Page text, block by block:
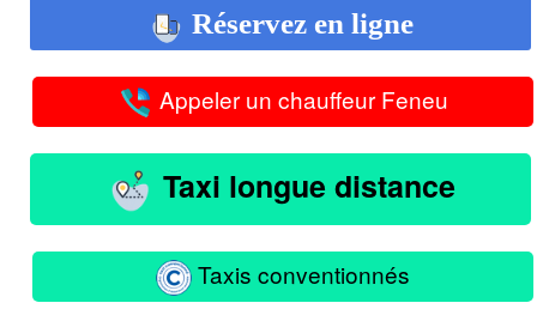
Réservez en ligne
Appeler un chauffeur Feneu
Taxi longue distance
Taxis conventionnés